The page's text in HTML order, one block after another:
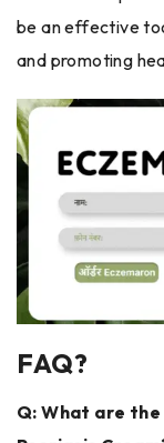
be an effective
and promoting
FAQ?
Q: What are